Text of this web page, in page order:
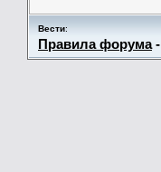
Вести:
Правила форума-